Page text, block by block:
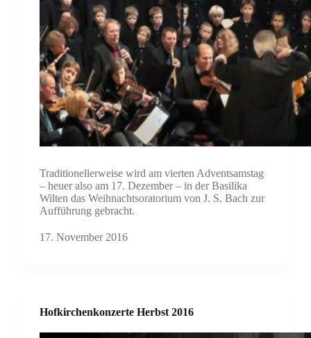
Traditionellerweise wird am vierten Adventsamstag
– heuer also am 17. Dezember – in der Basilika
Wilten das Weihnachtsoratorium von J. S. Bach zur
Aufführung gebracht.
17. November 2016
Hofkirchenkonzerte Herbst 2016